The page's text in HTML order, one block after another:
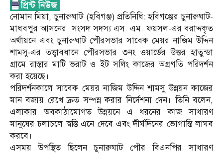
নোমান মিয়া, চুনারুঘাট (হবিগঞ্জ) প্রতিনিধি: হবিগঞ্জের চুনারুঘাট-
মাধবপুর আসনের সংসদ সদস্য এস. এম. ফয়সল-এর বরাদ্দকৃত
অর্থায়নে এবং চুনারুঘাট পৌরসভার সাবেক মেয়র নাজিম উদ্দিন
শামসু-এর তত্ত্বাবধানে পৌরসভার ৩নং ওয়ার্ডের উত্তর হাতুন্ডা
গ্রামে রাস্তার মাটি ভরাট ও ইট সলিং কাজের অগ্রগতি পরিদর্শন
করা হয়েছে।
পরিদর্শনকালে সাবেক মেয়র নাজিম উদ্দিন শামসু উন্নয়ন কাজের
মান বজায় রেখে দ্রুত সম্পন্ন করার নির্দেশনা দেন। তিনি বলেন,
এলাকার অবকাঠামোগত উন্নয়নে এ ধরনের কাজ সাধারণ
মানুষের চলাচলে স্বস্তি এনে দেবে এবং দীর্ঘদিনের ভোগান্তি লাঘব
করবে।
এসময় উপস্থিত ছিলেন চুনারুঘাট পৌর বিএনপির সাধারণ